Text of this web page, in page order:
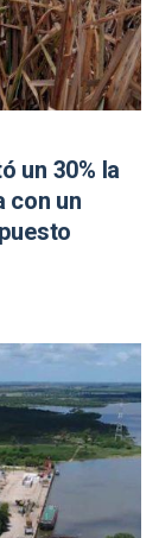
un 30% la
con un